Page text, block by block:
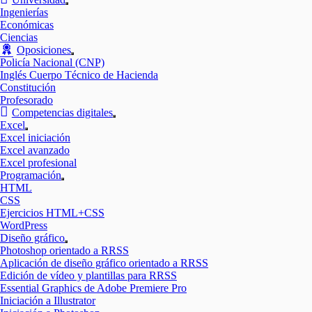
Mostrar
Ingenierías
Económicas
Ciencias
Oposiciones
Mostrar
el
submenú
Policía Nacional (CNP)
Inglés Cuerpo Técnico de Hacienda
Constitución
Profesorado
Competencias digitales
Mostrar
Excel
Mostrar
el
submenú
Excel iniciación
Excel avanzado
Excel profesional
Programación
Mostrar
HTML
CSS
Ejercicios HTML+CSS
WordPress
Diseño gráfico
Mostrar
el
submenú
Photoshop orientado a RRSS
Aplicación de diseño gráfico orientado a RRSS
Edición de vídeo y plantillas para RRSS
Essential Graphics de Adobe Premiere Pro
Iniciación a Illustrator